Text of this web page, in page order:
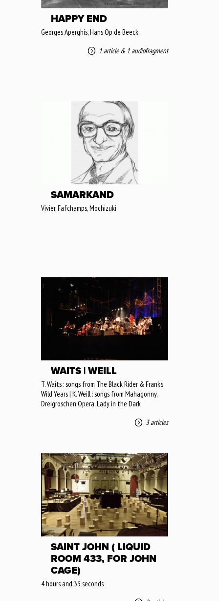
HAPPY END
Georges Aperghis, Hans Op de Beeck
1 article& 1 audiofragment
SAMARKAND
Vivier, Fafchamps, Mochizuki
WAITS | WEILL
T. Waits : songs from The Black Rider & Frank’s
Wild Years | K. Weill : songs from Mahagonny,
Dreigroschen Opera, Lady in the Dark
3 articles
SAINT JOHN ( LIQUID
ROOM 433, FOR JOHN
CAGE)
4 hours and 33 seconds